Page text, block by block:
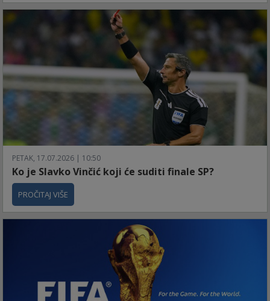
PETAK, 17.07.2026 | 10:50
Ko je Slavko Vinčić koji će suditi finale SP?
PROČITAJ VIŠE